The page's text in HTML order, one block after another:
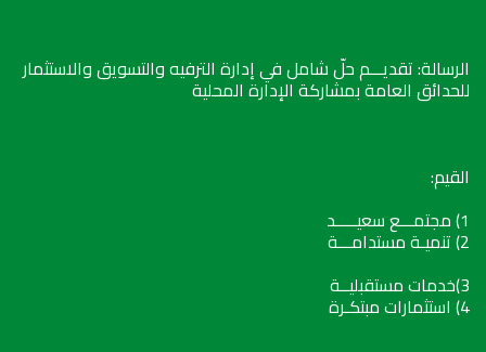
الرسالة: تقديـــم حلّ شامل في إدارة الترفيه والتسويق والاستثمار
للحدائق العامة بمشاركة الإدارة المحلية
القيم:
1) مجتمـــع سعيـــــد
2) تنميـة مستدامـــة
3)خدمات مستقبليــة
4) استثمارات مبتكـرة